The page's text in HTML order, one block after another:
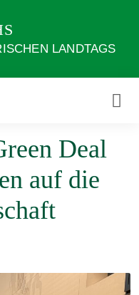
LANDTAGS
Deal
auf die